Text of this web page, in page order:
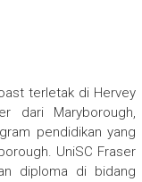
terletak di Hervey
dari Maryborough,
pendidikan yang
UniSC Fraser
diploma di bidang